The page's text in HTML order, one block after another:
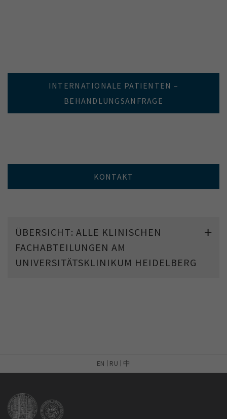
INTERNATIONALE PATIENTEN –
BEHANDLUNGSANFRAGE
KONTAKT
ÜBERSICHT: ALLE KLINISCHEN
FACHABTEILUNGEN AM
UNIVERSITÄTSKLINIKUM HEIDELBERG
EN RU 中